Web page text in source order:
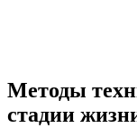
Методы
стадии